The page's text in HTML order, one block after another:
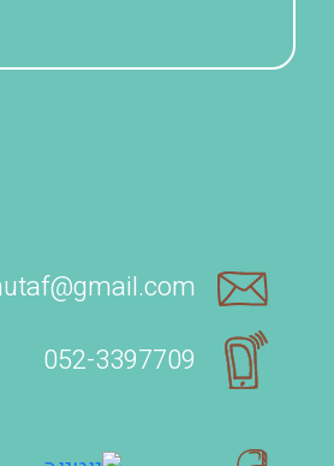
052-3397709‬